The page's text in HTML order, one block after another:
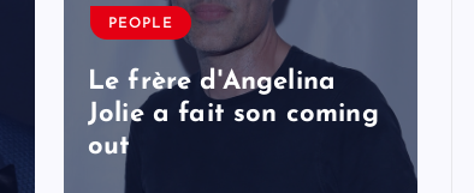
PEOPLE
Le frère d'Angelina
Jolie a fait son coming
out